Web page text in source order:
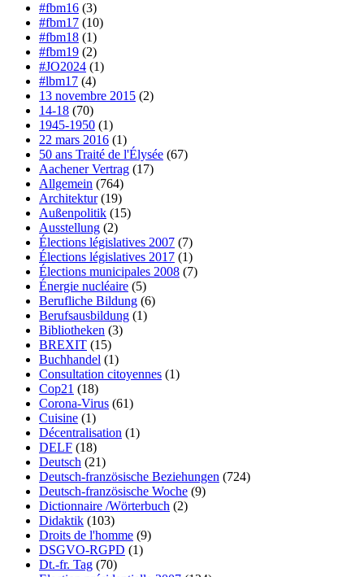
#fbm16 (3)
#fbm17 (10)
#fbm18 (1)
#fbm19 (2)
#JO2024 (1)
#lbm17 (4)
13 novembre 2015 (2)
14-18 (70)
1945-1950 (1)
22 mars 2016 (1)
50 ans Traité de l'Élysée (67)
Aachener Vertrag (17)
Allgemein (764)
Architektur(19)
Außenpolitik (15)
Ausstellung (2)
Élections législatives 2007 (7)
Élections législatives 2017 (1)
Élections municipales 2008 (7)
Énergie nucléaire (5)
Berufliche Bildung (6)
Berufsausbildung (1)
Bibliotheken (3)
BREXIT (15)
Buchhandel (1)
Consultation citoyennes (1)
Cop21 (18)
Corona-Virus (61)
Cuisine (1)
Décentralisation (1)
DELF (18)
Deutsch (21)
Deutsch-französische Beziehungen (724)
Deutsch-französische Woche (9)
Dictionnaire /Wörterbuch (2)
Didaktik (103)
Droits de l'homme (9)
DSGVO-RGPD (1)
Dt.-fr. Tag (70)